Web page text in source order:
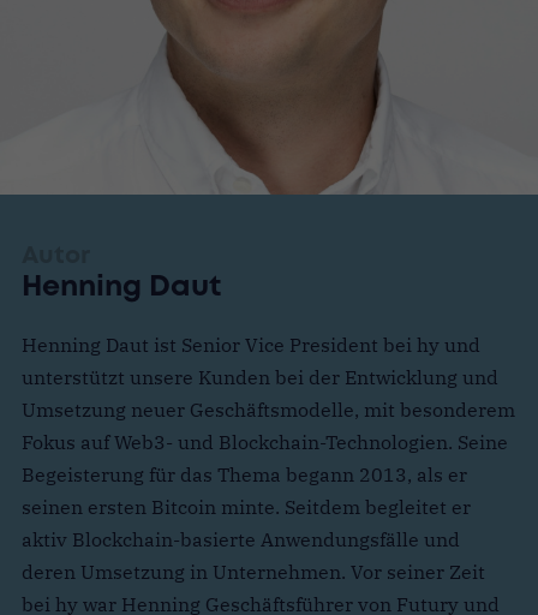
Henning Daut
Henning Daut ist Senior Vice President bei hy und
unterstützt unsere Kunden bei der Entwicklung und
Umsetzung neuer Geschäftsmodelle, mit besonderem
Fokus auf Web3- und Blockchain-Technologien. Seine
Begeisterung für das Thema begann 2013, als er
seinen ersten Bitcoin minte. Seitdem begleitet er
aktiv Blockchain-basierte Anwendungsfälle und
deren Umsetzung in Unternehmen. Vor seiner Zeit
bei hy war Henning Geschäftsführer von Futury und